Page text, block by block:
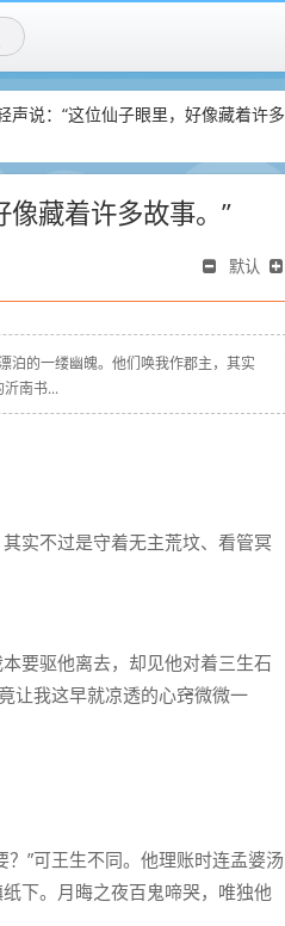
声说：“这位仙子眼里，好像藏着许多
藏着许多故事。”
默认
泊的一缕幽魄。他们唤我作郡主，其实
南书...
实不过是守着无主荒坟、看管冥
要驱他离去，却见他对着三生石
让我这早就凉透的心窍微微一
”可王生不同。他理账时连孟婆汤
下。月晦之夜百鬼啼哭，唯独他